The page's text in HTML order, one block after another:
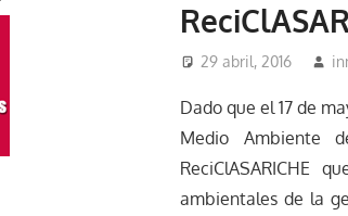
29 abril, 2016
Dado que el 17 de
Medio Ambiente
ReciClASARICHE
ambientales de la